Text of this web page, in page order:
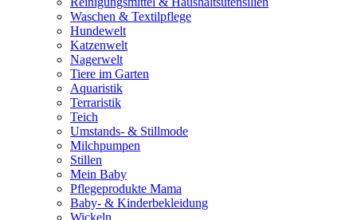
Waschen & Textilpflege
Hundewelt
Katzenwelt
Nagerwelt
Tiere im Garten
Aquaristik
Terraristik
Teich
Umstands- & Stillmode
Milchpumpen
Stillen
Mein Baby
Pflegeprodukte Mama
Baby- & Kinderbekleidung
Wickeln